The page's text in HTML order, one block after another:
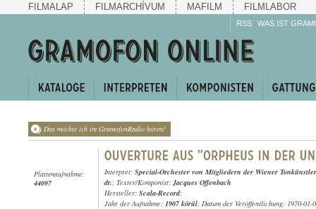
FILMALAP FILMARCHÍVUM MAFILM FILMLABOR
RSS WAS IST
Das möchte ich im GramofonRadio hören!
Plattenaufnahme:
44097
Interpret: Special-Orchester von Mitgliedern der Wiener Tonkünstler
dr.; Texter/Komponist:Jacques Offenbach
Hersteller: Scala-Record;
Jahr der Aufnahme: 1907 körül; Datum der Veröffentlichung: 1970-01-